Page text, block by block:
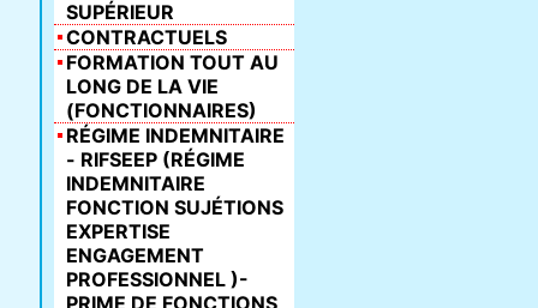
SUPÉRIEUR
CONTRACTUELS
FORMATION TOUT AU
LONG DE LA VIE
(FONCTIONNAIRES)
RÉGIME INDEMNITAIRE
- RIFSEEP (RÉGIME
INDEMNITAIRE
FONCTION SUJÉTIONS
EXPERTISE
ENGAGEMENT
PROFESSIONNEL )-
PRIME DE FONCTIONS